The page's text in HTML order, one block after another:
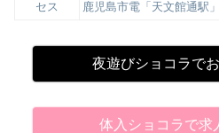
セス
鹿児島市電「天文館通駅
夜遊びショコラで
体入ショコラで求